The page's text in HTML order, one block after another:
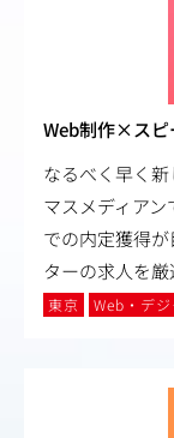
Web制作×スピ
なるべく早く新
マスメディア
での内定獲得
ターの求人を厳
東京 Web・デ